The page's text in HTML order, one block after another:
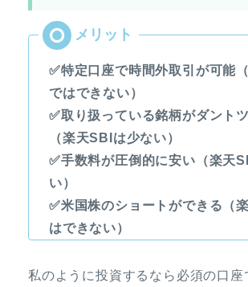
✅特定口座で時間外取引が可能
ではできない）
✅取り扱っている銘柄がダント
（楽天SBIは少ない）
✅手数料が圧倒的に安い（楽天
い）
✅米国株のショートができる（
はできない）
私のように投資するなら必須の口座